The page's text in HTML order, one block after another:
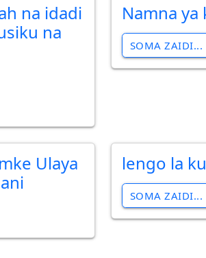
na idadi
na
Namna
SOMA ZAIDI...
Ulaya
lengo la
SOMA ZAIDI...